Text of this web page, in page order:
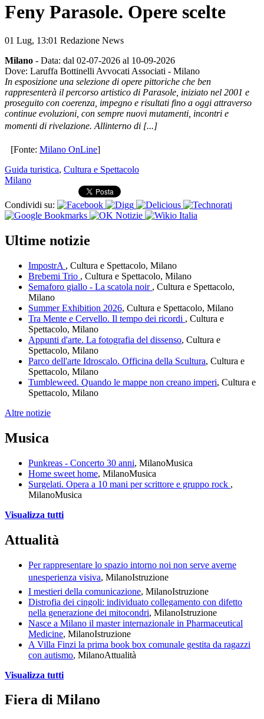
Feny Parasole. Opere scelte
01 Lug, 13:01 Redazione News
Milano - Data: dal 02-07-2026 al 10-09-2026
Dove: Laruffa Bottinelli Avvocati Associati - Milano
In esposizione una selezione di opere pittoriche che ben
rappresenterà il percorso artistico di Parasole, iniziato nel 2001 e
proseguito con coerenza, impegno e risultati fino a oggi attraverso
continue evoluzioni, con sempre nuovi mutamenti, incontri e
momenti di rivelazione. Allinterno di [...]
[Fonte: Milano OnLine]
Guida turistica, Cultura e Spettacolo
Milano
Condividi su:
Ultime notizie
ImpostrA , Cultura e Spettacolo, Milano
Brebemi Trio , Cultura e Spettacolo, Milano
Semaforo giallo - La scatola noir , Cultura e Spettacolo,
Milano
Summer Exhibition 2026, Cultura e Spettacolo, Milano
Tra Mente e Cervello. Il tempo dei ricordi , Cultura e
Spettacolo, Milano
Appunti d'arte. La fotografia del dissenso, Cultura e
Spettacolo, Milano
Parco dell'arte Idroscalo. Officina della Scultura, Cultura e
Spettacolo, Milano
Tumbleweed. Quando le mappe non creano imperi, Cultura e
Spettacolo, Milano
Altre notizie
Musica
Punkreas - Concerto 30 anni, MilanoMusica
Home sweet home, MilanoMusica
Surgelati. Opera a 10 mani per scrittore e gruppo rock ,
MilanoMusica
Visualizza tutti
Attualità
Per rappresentare lo spazio intorno noi non serve averne
unesperienza visiva, MilanoIstruzione
I mestieri della comunicazione, MilanoIstruzione
Distrofia dei cingoli: individuato collegamento con difetto
nella generazione dei mitocondri, MilanoIstruzione
Nasce a Milano il master internazionale in Pharmaceutical
Medicine, MilanoIstruzione
A Villa Finzi la prima book box comunale gestita da ragazzi
con autismo, MilanoAttualità
Visualizza tutti
Fiera di Milano